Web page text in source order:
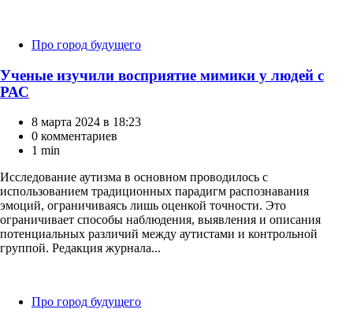
КатегорииПро город будущего
Ученые изучили восприятие мимики у людей с
РАС
8 марта 2024 в 18:23
0 комментариев
1 min
Исследование аутизма в основном проводилось с
использованием традиционных парадигм распознавания
эмоций, ограничиваясь лишь оценкой точности. Это
ограничивает способы наблюдения, выявления и описания
потенциальных различий между аутистами и контрольной
группой. Редакция журнала...
КатегорииПро город будущего